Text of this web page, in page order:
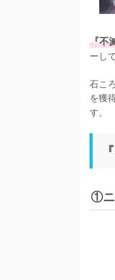
『不
ーし
石こ
を獲
す。
①ニ